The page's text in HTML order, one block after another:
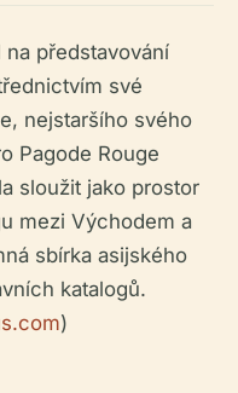
představování
své
nejstaršího svého
Pagode Rouge
sloužit jako prostor
mezi Východem a
sbírka asijského
katalogů.
)